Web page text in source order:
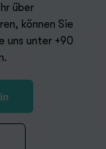
über
können Sie
uns unter +90